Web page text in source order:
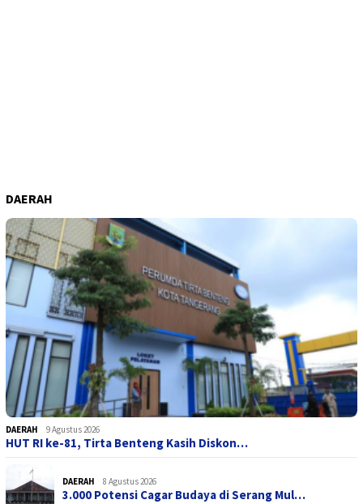
DAERAH
DAERAH 9 Agustus 2026
HUT RI ke-81, Tirta Benteng Kasih Diskon…
DAERAH 8 Agustus 2026
3.000 Potensi Cagar Budaya di Serang Mul…